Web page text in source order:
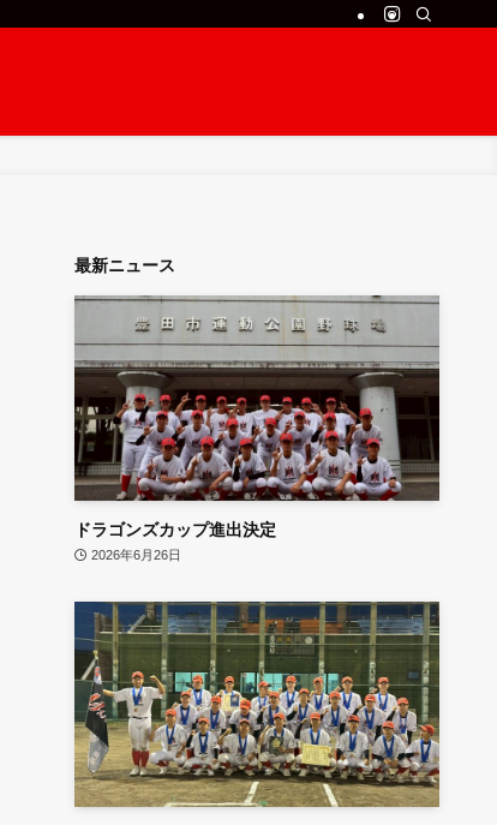
最新ニュース
ドラゴンズカップ進出決定
2026年6月26日